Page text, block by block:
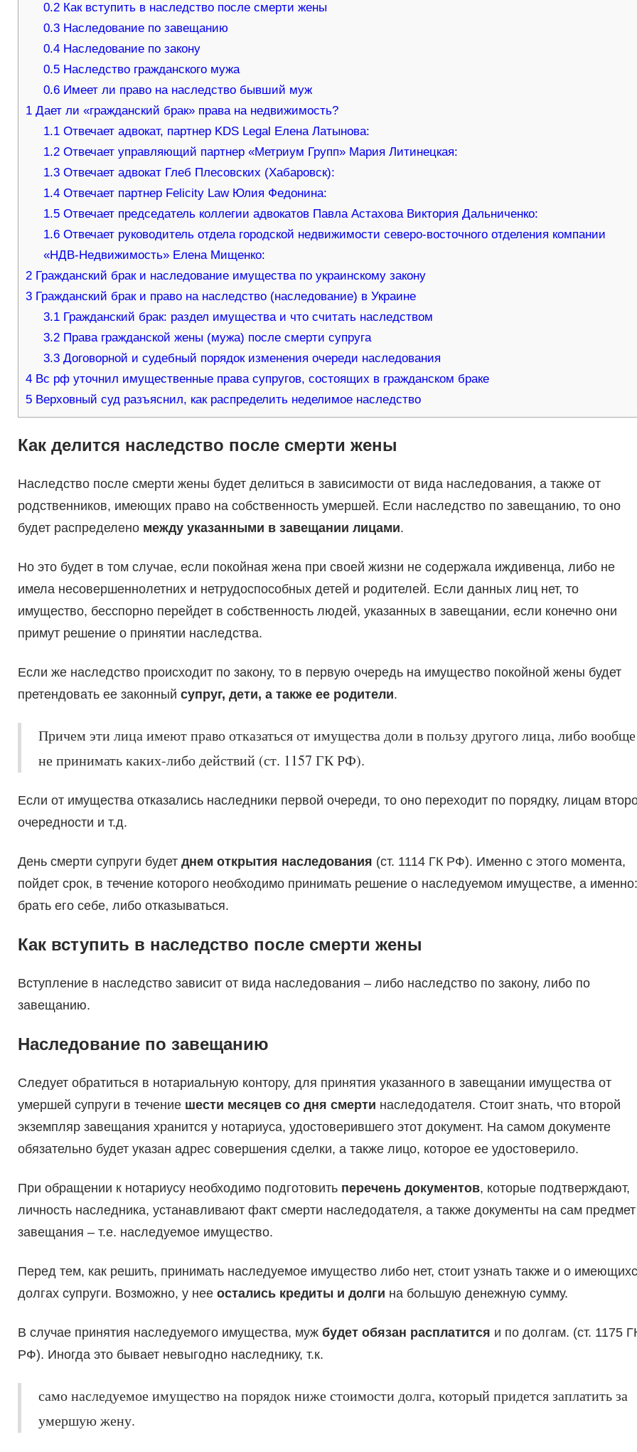
0.2 Как вступить в наследство после смерти жены
0.3 Наследование по завещанию
0.4 Наследование по закону
0.5 Наследство гражданского мужа
0.6 Имеет ли право на наследство бывший муж
1Дает ли «гражданский брак» права на недвижимость?
1.1 Отвечает адвокат, партнер KDS Legal Елена Латынова:
1.2 Отвечает управляющий партнер «Метриум Групп» Мария Литинецкая:
1.3 Отвечает адвокат Глеб Плесовских (Хабаровск):
1.4 Отвечает партнер Felicity Law Юлия Федонина:
1.5 Отвечает председатель коллегии адвокатов Павла Астахова Виктория Дальниченко:
1.6 Отвечает руководитель отдела городской недвижимости северо-восточного отделения компании
«НДВ-Недвижимость» Елена Мищенко:
2Гражданский брак и наследование имущества по украинскому закону
3Гражданский брак и право на наследство (наследование) в Украине
3.1 Гражданский брак: раздел имущества и что считать наследством
3.2 Права гражданской жены (мужа) после смерти супруга
3.3 Договорной и судебный порядок изменения очереди наследования
4Вс рф уточнил имущественные права супругов, состоящих в гражданском браке
5Верховный суд разъяснил, как распределить неделимое наследство
Как делится наследство после смерти жены
Наследство после смерти жены будет делиться в зависимости от вида наследования, а также от
родственников, имеющих право на собственность умершей. Если наследство по завещанию, то оно
будет распределено между указанными в завещании лицами.
Но это будет в том случае, если покойная жена при своей жизни не содержала иждивенца, либо не
имела несовершеннолетних и нетрудоспособных детей и родителей. Если данных лиц нет, то
имущество, бесспорно перейдет в собственность людей, указанных в завещании, если конечно они
примут решение о принятии наследства.
Если же наследство происходит по закону, то в первую очередь на имущество покойной жены будет
претендовать ее законный супруг, дети, а также ее родители.
Причем эти лица имеют право отказаться от имущества доли в пользу другого лица, либо вообще
не принимать каких-либо действий (ст. 1157 ГК РФ).
Если от имущества отказались наследники первой очереди, то оно переходит по порядку, лицам
очередности и т.д.
День смерти супруги будет днем открытия наследования (ст. 1114 ГК РФ). Именно с этого момента,
пойдет срок, в течение которого необходимо принимать решение о наследуемом имуществе, а именно:
брать его себе, либо отказываться.
Как вступить в наследство после смерти жены
Вступление в наследство зависит от вида наследования – либо наследство по закону, либо по
завещанию.
Наследование по завещанию
Следует обратиться в нотариальную контору, для принятия указанного в завещании имущества от
умершей супруги в течение шести месяцев со дня смерти наследодателя. Стоит знать, что второй
экземпляр завещания хранится у нотариуса, удостоверившего этот документ. На самом документе
обязательно будет указан адрес совершения сделки, а также лицо, которое ее удостоверило.
При обращении к нотариусу необходимо подготовить перечень документов, которые подтверждают,
личность наследника, устанавливают факт смерти наследодателя, а также документы на сам предмет
завещания – т.е. наследуемое имущество.
Перед тем, как решить, принимать наследуемое имущество либо нет, стоит узнать также и о
долгах супруги. Возможно, у нее остались кредиты и долги на большую денежную сумму.
В случае принятия наследуемого имущества, муж будет обязан расплатится и по долгам. (ст. 1175
РФ). Иногда это бывает невыгодно наследнику, т.к.
само наследуемое имущество на порядок ниже стоимости долга, который придется заплатить за
умершую жену.